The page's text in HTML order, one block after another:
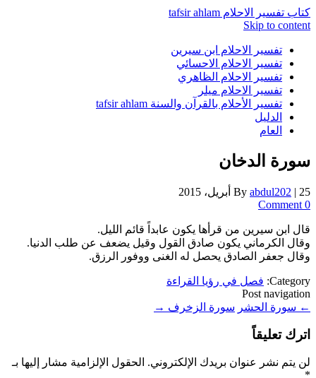
كتاب تفسير الاحلام tafsir ahlam
Skip to content
تفسير الاحلام ابن سيرين
تفسير الاحلام الاحسائي
تفسير الاحلام الظاهري
تفسير الاحلام ميلر
تفسير الأحلام بالقرآن والسنة tafsir ahlam
الدليل
العام
سورة الدخان
By abdul202 | 25 أبريل، 2015
0 Comment
قال ابن سيرين من قرأها يكون عابداً قائم الليل.
وقال الكرماني يكون صادق القول وقيل يضعف عن طلب الدنيا.
وقال جعفر الصادق يحصل له الغنى ووفور الرزق.
Category: فصل في رؤيا القراءة
Post navigation
← سورة الحشر سورة الزخرف →
اترك تعليقاً
لن يتم نشر عنوان بريدك الإلكتروني. الحقول الإلزامية مشار إليها بـ
*